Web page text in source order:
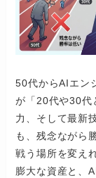
50代からAIエン
が「20代や30代
力、そして最新
も、残念ながら
戦う場所を変え
膨大な資産と、